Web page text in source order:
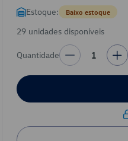
Estoque: Baixo estoque
29 unidades disponíveis
Quantidade 1